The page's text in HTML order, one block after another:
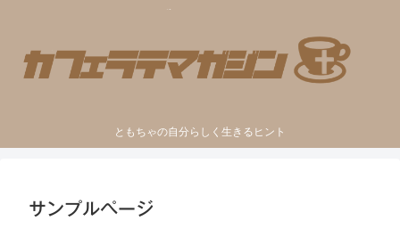
ともちゃの自分らしく生きるヒント
サンプルページ